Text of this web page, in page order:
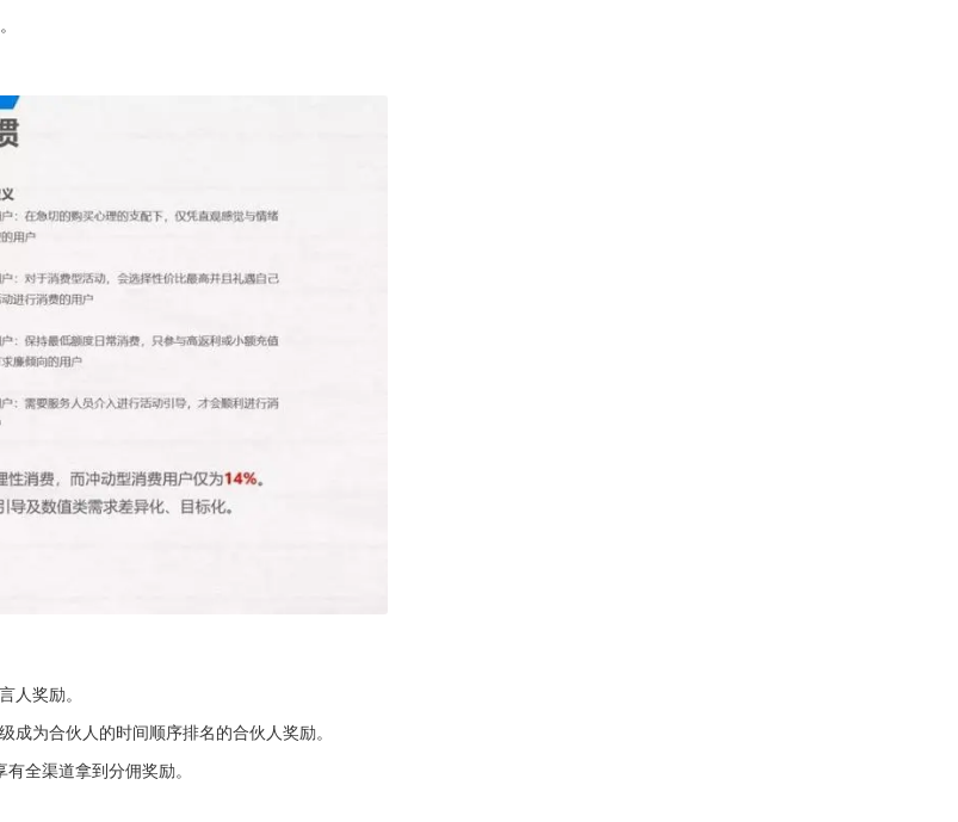
人奖励。
为合伙人的时间顺序排名的合伙人奖励。
全渠道拿到分佣奖励。